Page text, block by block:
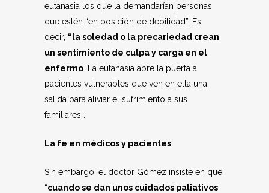
eutanasia los que la demandarían personas
que estén “en posición de debilidad”. Es
decir, “la soledad o la precariedad crean
un sentimiento de culpa y carga en el
enfermo . La eutanasia abre la puerta a
pacientes vulnerables que ven en ella una
salida para aliviar el sufrimiento a sus
familiares”.
La fe en médicos y pacientes
Sin embargo, el doctor Gómez insiste en que
“cuando se dan unos cuidados paliativos